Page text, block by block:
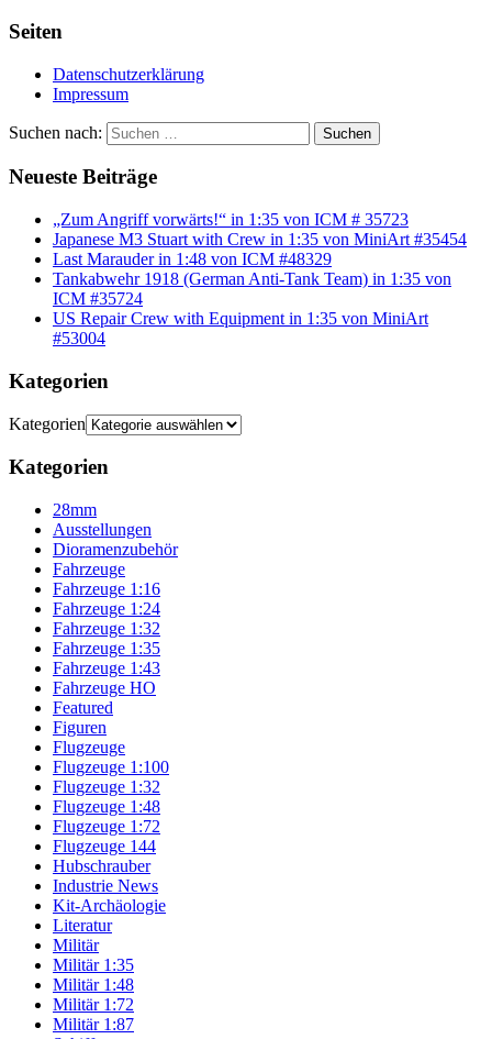
Seiten
Datenschutzerklärung
Impressum
Suchen nach: Suchen
Neueste Beiträge
„Zum Angriff vorwärts!“ in 1:35 von ICM # 35723
Japanese M3 Stuart with Crew in 1:35 von MiniArt #35454
Last Marauder in 1:48 von ICM #48329
Tankabwehr 1918 (German Anti-Tank Team) in 1:35 von
ICM #35724
US Repair Crew with Equipment in 1:35 von MiniArt
#53004
Kategorien
Kategorien
Kategorien
28mm
Ausstellungen
Dioramenzubehör
Fahrzeuge
Fahrzeuge 1:16
Fahrzeuge 1:24
Fahrzeuge 1:32
Fahrzeuge 1:35
Fahrzeuge 1:43
Fahrzeuge HO
Featured
Figuren
Flugzeuge
Flugzeuge 1:100
Flugzeuge 1:32
Flugzeuge 1:48
Flugzeuge 1:72
Flugzeuge 144
Hubschrauber
Industrie News
Kit-Archäologie
Literatur
Militär
Militär 1:35
Militär 1:48
Militär 1:72
Militär 1:87